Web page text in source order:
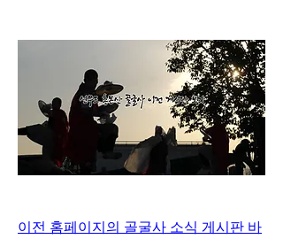
이전 홈페이지의 골굴사 소식 게시판 바